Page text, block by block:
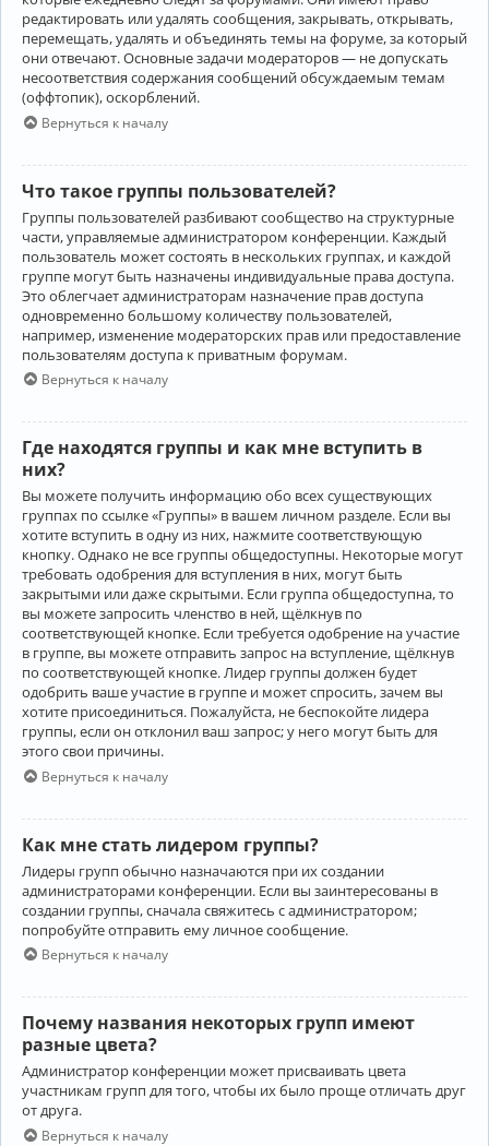
редактировать или удалять сообщения, закрывать, открывать,
перемещать, удалять и объединять темы на форуме, за который
они отвечают. Основные задачи модераторов — не допускать
несоответствия содержания сообщений обсуждаемым темам
(оффтопик), оскорблений.
Вернуться к началу
Что такое группы пользователей?
Группы пользователей разбивают сообщество на структурные
части, управляемые администратором конференции. Каждый
пользователь может состоять в нескольких группах, и каждой
группе могут быть назначены индивидуальные права доступа.
Это облегчает администраторам назначение прав доступа
одновременно большому количеству пользователей,
например, изменение модераторских прав или предоставление
пользователям доступа к приватным форумам.
Вернуться к началу
Где находятся группы и как мне вступить в
них?
Вы можете получить информацию обо всех существующих
группах по ссылке «Группы» в вашем личном разделе. Если вы
хотите вступить в одну из них, нажмите соответствующую
кнопку. Однако не все группы общедоступны. Некоторые могут
требовать одобрения для вступления в них, могут быть
закрытыми или даже скрытыми. Если группа общедоступна, то
вы можете запросить членство в ней, щёлкнув по
соответствующей кнопке. Если требуется одобрение на участие
в группе, вы можете отправить запрос на вступление, щёлкнув
по соответствующей кнопке. Лидер группы должен будет
одобрить ваше участие в группе и может спросить, зачем вы
хотите присоединиться. Пожалуйста, не беспокойте лидера
группы, если он отклонил ваш запрос; у него могут быть для
этого свои причины.
Вернуться к началу
Как мне стать лидером группы?
Лидеры групп обычно назначаются при их создании
администраторами конференции. Если вы заинтересованы в
создании группы, сначала свяжитесь с администратором;
попробуйте отправить ему личное сообщение.
Вернуться к началу
Почему названия некоторых групп имеют
разные цвета?
Администратор конференции может присваивать цвета
участникам групп для того, чтобы их было проще отличать друг
от друга.
Вернуться к началу